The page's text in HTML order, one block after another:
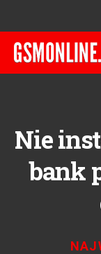
Nie
bank